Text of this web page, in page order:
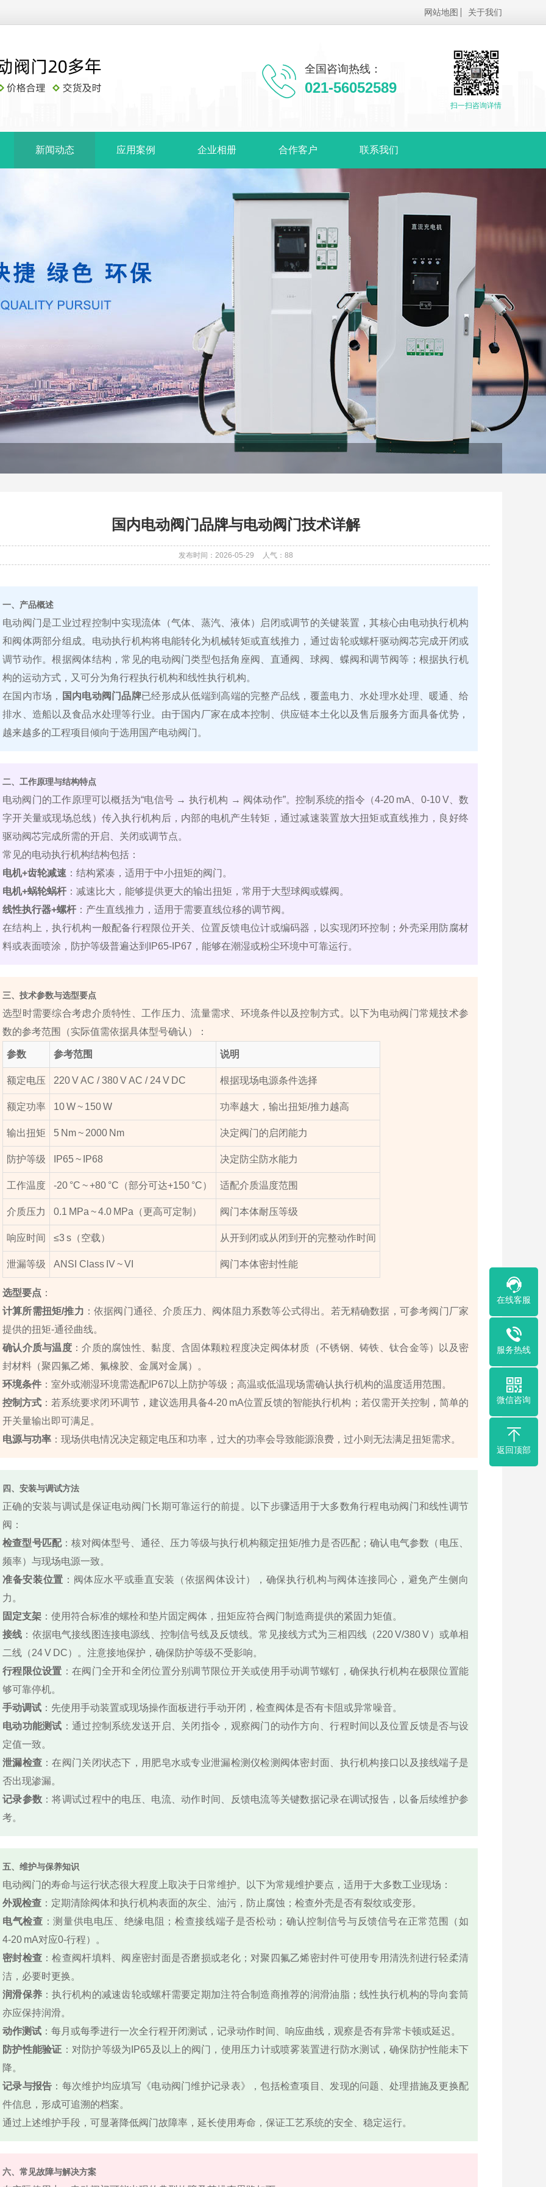
网站地图 关于我们
扫一扫咨询详情
全国咨询热线：
021-56052589
新闻动态 应用案例 企业相册 合作客户 联系我们
国内电动阀门品牌与电动阀门技术详解
发布时间：2026-05-29 人气： 88
一、产品概述
电动阀门是工业过程控制中实现流体（气体、蒸汽、液体）启闭或调节的关键装置，其核心由电动执行机构
和阀体两部分组成。电动执行机构将电能转化为机械转矩或直线推力，通过齿轮或螺杆驱动阀芯完成开闭或
调节动作。根据阀体结构，常见的电动阀门类型包括角座阀、直通阀、球阀、蝶阀和调节阀等；根据执行机
构的运动方式，又可分为角行程执行机构和线性执行机构。
在国内市场，
国内电动阀门品牌已经形成从低端到高端的完整产品线，覆盖电力、水处理水处理、暖通、给
排水、造船以及食品水处理等行业。由于国内厂家在成本控制、供应链本土化以及售后服务方面具备优势，
越来越多的工程项目倾向于选用国产电动阀门。
二、工作原理与结构特点
电动阀门的工作原理可以概括为“电信号 → 执行机构 → 阀体动作”。控制系统的指令（4‑20 mA、0‑10 V、数
字开关量或现场总线）传入执行机构后，内部的电机产生转矩，通过减速装置放大扭矩或直线推力，良好终
驱动阀芯完成所需的开启、关闭或调节点。
常见的电动执行机构结构包括：
电机+齿轮减速 ：结构紧凑，适用于中小扭矩的阀门。
电机+蜗轮蜗杆：减速比大，能够提供更大的输出扭矩，常用于大型球阀或蝶阀。
线性执行器+螺杆：产生直线推力，适用于需要直线位移的调节阀。
在结构上，执行机构一般配备行程限位开关、位置反馈电位计或编码器，以实现闭环控制；外壳采用防腐材
料或表面喷涂，防护等级普遍达到IP65‑IP67，能够在潮湿或粉尘环境中可靠运行。
三、技术参数与选型要点
选型时需要综合考虑介质特性、工作压力、流量需求、环境条件以及控制方式。以下为电动阀门常规技术参
数的参考范围（实际值需依据具体型号确认）：
参数 参考范围 说明
额定电压 220 V AC / 380 V AC / 24 V DC 根据现场电源条件选择
额定功率 10 W ~ 150 W 功率越大，输出扭矩/推力越高
输出扭矩 5 Nm ~ 2000 Nm 决定阀门的启闭能力
防护等级 IP65 ~ IP68 决定防尘防水能力
工作温度 ‑20 °C ~ +80 °C（部分可达+150 °C） 适配介质温度范围
介质压力 0.1 MPa ~ 4.0 MPa（更高可定制） 阀门本体耐压等级
响应时间 ≤3 s（空载） 从开到闭或从闭到开的完整动作时间
泄漏等级 ANSI Class IV ~ VI 阀门本体密封性能
选型要点 ：
计算所需扭矩/推力 ：依据阀门通径、介质压力、阀体阻力系数等公式得出。若无精确数据，可参考阀门厂家
提供的扭矩‑通径曲线。
确认介质与温度：介质的腐蚀性、黏度、含固体颗粒程度决定阀体材质（不锈钢、铸铁、钛合金等）以及密
封材料（聚四氟乙烯、氟橡胶、金属对金属）。
环境条件 ：室外或潮湿环境需选配IP67以上防护等级；高温或低温现场需确认执行机构的温度适用范围。
控制方式 ：若系统要求闭环调节，建议选用具备4‑20 mA位置反馈的智能执行机构；若仅需开关控制，简单的
开关量输出即可满足。
电源与功率 ：现场供电情况决定额定电压和功率，过大的功率会导致能源浪费，过小则无法满足扭矩需求。
四、安装与调试方法
正确的安装与调试是保证电动阀门长期可靠运行的前提。以下步骤适用于大多数角行程电动阀门和线性调节
阀：
检查型号匹配：核对阀体型号、通径、压力等级与执行机构额定扭矩/推力是否匹配；确认电气参数（电压、
频率）与现场电源一致。
准备安装位置 ：阀体应水平或垂直安装（依据阀体设计），确保执行机构与阀体连接同心，避免产生侧向
力。
固定支架 ：使用符合标准的螺栓和垫片固定阀体，扭矩应符合阀门制造商提供的紧固力矩值。
接线 ：依据电气接线图连接电源线、控制信号线及反馈线。常见接线方式为三相四线（220 V/380 V）或单相
二线（24 V DC）。注意接地保护，确保防护等级不受影响。
行程限位设置 ：在阀门全开和全闭位置分别调节限位开关或使用手动调节螺钉，确保执行机构在极限位置能
够可靠停机。
手动调试 ：先使用手动装置或现场操作面板进行手动开闭，检查阀体是否有卡阻或异常噪音。
电动功能测试 ：通过控制系统发送开启、关闭指令，观察阀门的动作方向、行程时间以及位置反馈是否与设
定值一致。
泄漏检查 ：在阀门关闭状态下，用肥皂水或专业泄漏检测仪检测阀体密封面、执行机构接口以及接线端子是
否出现渗漏。
记录参数 ：将调试过程中的电压、电流、动作时间、反馈电流等关键数据记录在调试报告，以备后续维护参
考。
五、维护与保养知识
电动阀门的寿命与运行状态很大程度上取决于日常维护。以下为常规维护要点，适用于大多数工业现场：
外观检查 ：定期清除阀体和执行机构表面的灰尘、油污，防止腐蚀；检查外壳是否有裂纹或变形。
电气检查 ：测量供电电压、绝缘电阻；检查接线端子是否松动；确认控制信号与反馈信号在正常范围（如
4‑20 mA对应0‑行程）。
密封检查 ：检查阀杆填料、阀座密封面是否磨损或老化；对聚四氟乙烯密封件可使用专用清洗剂进行轻柔清
洁，必要时更换。
润滑保养 ：执行机构的减速齿轮或螺杆需要定期加注符合制造商推荐的润滑油脂；线性执行机构的导向套筒
亦应保持润滑。
动作测试 ：每月或每季进行一次全行程开闭测试，记录动作时间、响应曲线，观察是否有异常卡顿或延迟。
防护性能验证 ：对防护等级为IP65及以上的阀门，使用压力计或喷雾装置进行防水测试，确保防护性能未下
降。
记录与报告 ：每次维护均应填写《电动阀门维护记录表》，包括检查项目、发现的问题、处理措施及更换配
件信息，形成可追溯的档案。
通过上述维护手段，可显著降低阀门故障率，延长使用寿命，保证工艺系统的安全、稳定运行。
六、常见故障与解决方案
在线客服
服务热线
微信咨询
返回顶部